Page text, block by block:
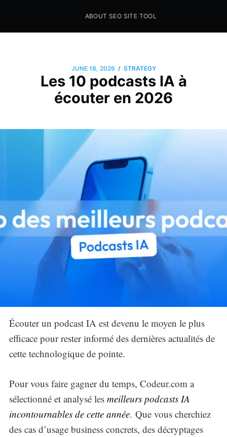
Seo Sites Tool
ABOUT SEO SITE TOOL
JUNE 18, 2026 / STRATEGY
Les 10 podcasts IA à
écouter en 2026
Écouter un podcast IA est devenu le moyen le plus
efficace pour rester informé des dernières actualités de
cette technologique de pointe.
Pour vous faire gagner du temps, Codeur.com a
sélectionné et analysé lesmeilleurs podcasts IA
incontournables de cette année. Que vous cherchiez
des cas d’usage business concrets, des décryptages